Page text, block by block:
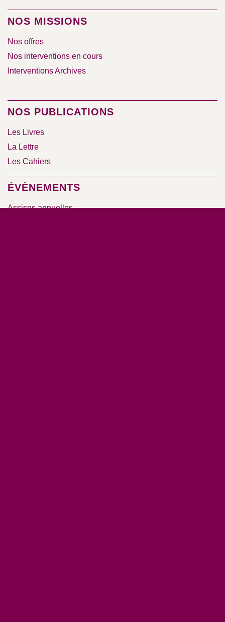
NOS MISSIONS
Nos offres
Nos interventions en cours
Interventions Archives
NOS PUBLICATIONS
Les Livres
La Lettre
Les Cahiers
ÉVÈNEMENTS
Assises annuelles